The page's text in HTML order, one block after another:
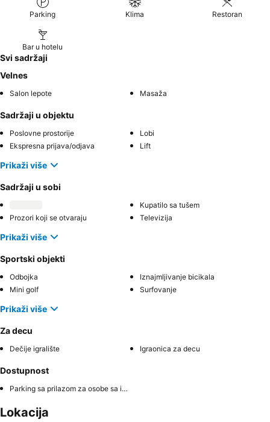
Parking Klima Restoran
Bar u hotelu
Svi sadržaji
Velnes
Salon lepote Masaža
Sadržaji u objektu
Poslovne prostorije
Lobi
Ekspresna prijava/odjava
Lift
Prikaži više
Sadržaji u sobi
Kupatilo sa tušem
Prozori koji se otvaraju
Televizija
Prikaži više
Sportski objekti
Odbojka
Iznajmljivanje bicikala
Mini golf
Surfovanje
Prikaži više
Za decu
Dečije igralište Igraonica za decu
Dostupnost
Parking sa prilazom za osobe sa invaliditetom
Lokacija